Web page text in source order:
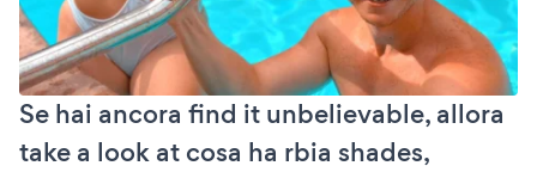
Se hai ancora find it unbelievable, allora
take a look at cosa ha rbia shades,